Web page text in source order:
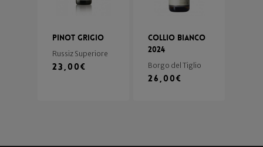
Pinot Grigio
Russiz Superiore
23,00€
Collio Bianco
2024
Borgo del Tiglio
26,00€